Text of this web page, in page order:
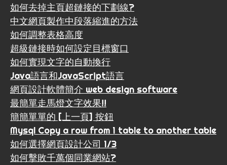
如何去掉主頁超鏈接的下劃線?
中文網頁製作中段落縮進的方法
如何調整表格高度
超級鏈接時如何設定目標窗口
如何實現文字的自動換行
Java語言和JavaScript語言
網頁設計軟體簡介 web design software
最簡單走馬燈文字效果!!
簡簡單單的 [上一頁] 按鈕
Mysql Copy a row from 1 table to another table
如何選擇網頁設計公司 1/3
如何擊敗千萬個同業網站?